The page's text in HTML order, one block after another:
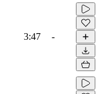
3:47 -